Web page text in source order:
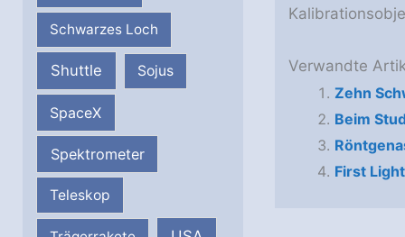
Schwarzes Loch
Shuttle Sojus
SpaceX
Spektrometer
Teleskop
Verwandte
Zehn
Beim
First